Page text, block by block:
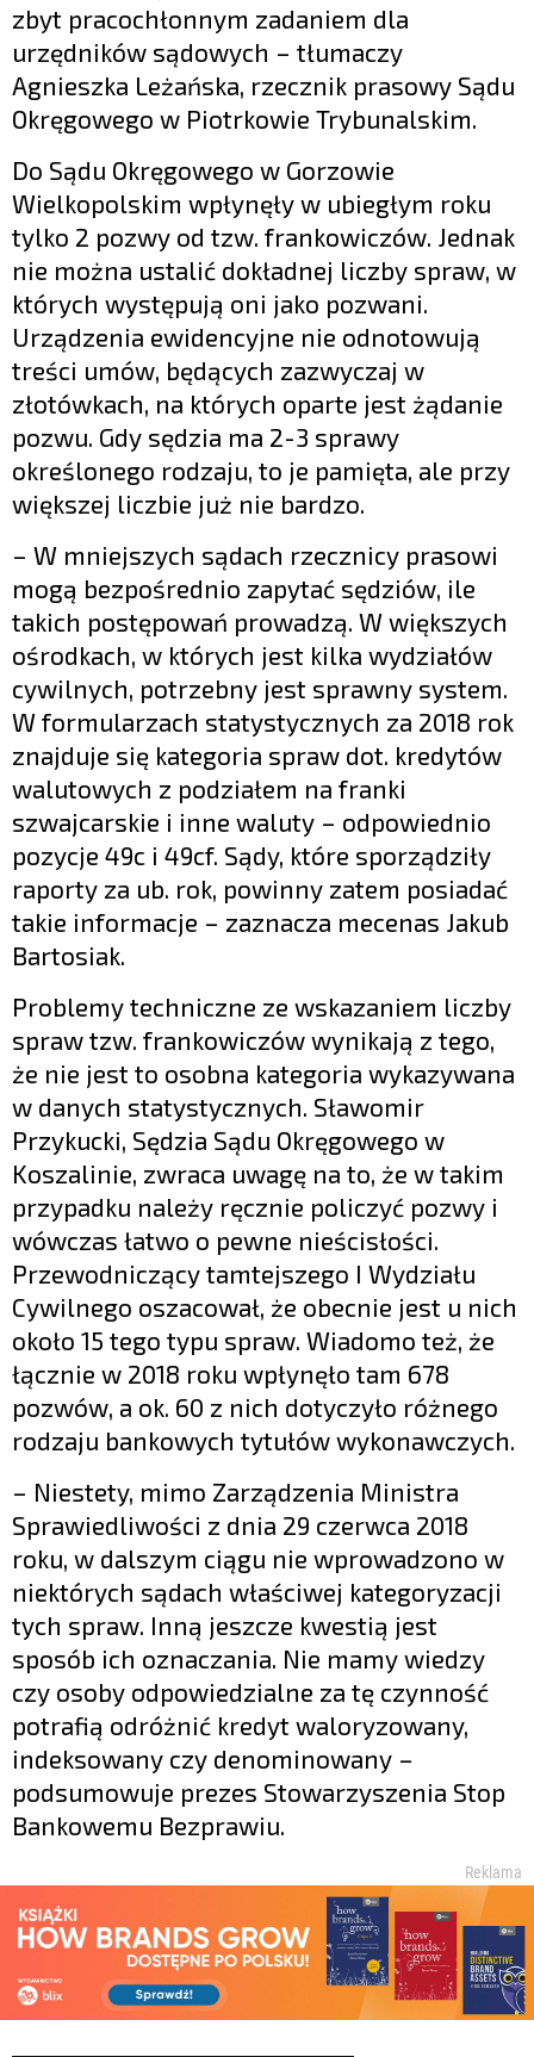
zbyt pracochłonnym zadaniem dla
urzędników sądowych – tłumaczy
Agnieszka Leżańska, rzecznik prasowy Sądu
Okręgowego w Piotrkowie Trybunalskim.
Do Sądu Okręgowego w Gorzowie
Wielkopolskim wpłynęły w ubiegłym roku
tylko 2 pozwy od tzw. frankowiczów. Jednak
nie można ustalić dokładnej liczby spraw, w
których występują oni jako pozwani.
Urządzenia ewidencyjne nie odnotowują
treści umów, będących zazwyczaj w
złotówkach, na których oparte jest żądanie
pozwu. Gdy sędzia ma 2-3 sprawy
określonego rodzaju, to je pamięta, ale przy
większej liczbie już nie bardzo.
– W mniejszych sądach rzecznicy prasowi
mogą bezpośrednio zapytać sędziów, ile
takich postępowań prowadzą. W większych
ośrodkach, w których jest kilka wydziałów
cywilnych, potrzebny jest sprawny system.
W formularzach statystycznych za 2018 rok
znajduje się kategoria spraw dot. kredytów
walutowych z podziałem na franki
szwajcarskie i inne waluty – odpowiednio
pozycje 49c i 49cf. Sądy, które sporządziły
raporty za ub. rok, powinny zatem posiadać
takie informacje – zaznacza mecenas Jakub
Bartosiak.
Problemy techniczne ze wskazaniem liczby
spraw tzw. frankowiczów wynikają z tego,
że nie jest to osobna kategoria wykazywana
w danych statystycznych. Sławomir
Przykucki, Sędzia Sądu Okręgowego w
Koszalinie, zwraca uwagę na to, że w takim
przypadku należy ręcznie policzyć pozwy i
wówczas łatwo o pewne nieścisłości.
Przewodniczący tamtejszego I Wydziału
Cywilnego oszacował, że obecnie jest u nich
około 15 tego typu spraw. Wiadomo też, że
łącznie w 2018 roku wpłynęło tam 678
pozwów, a ok. 60 z nich dotyczyło różnego
rodzaju bankowych tytułów wykonawczych.
– Niestety, mimo Zarządzenia Ministra
Sprawiedliwości z dnia 29 czerwca 2018
roku, w dalszym ciągu nie wprowadzono w
niektórych sądach właściwej kategoryzacji
tych spraw. Inną jeszcze kwestią jest
sposób ich oznaczania. Nie mamy wiedzy
czy osoby odpowiedzialne za tę czynność
potrafią odróżnić kredyt waloryzowany,
indeksowany czy denominowany –
podsumowuje prezes Stowarzyszenia Stop
Bankowemu Bezprawiu.
Reklama